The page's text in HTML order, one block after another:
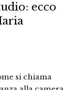
ecco
si chiama